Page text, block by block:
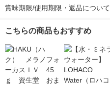
賞味期限/使用期限・返品について
こちらの商品もおすすめ